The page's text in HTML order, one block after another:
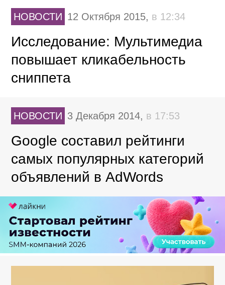
НОВОСТИ 12 Октября 2015, в 12:34
Исследование: Мультимедиа
повышает кликабельность
сниппета
НОВОСТИ 3 Декабря 2014, в 17:53
Google составил рейтинги
самых популярных категорий
объявлений в AdWords